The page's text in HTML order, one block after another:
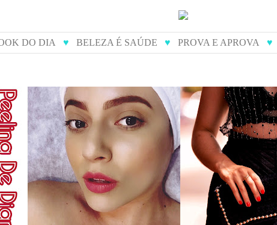
DO DIA ♥ BELEZA É SAÚDE ♥ PROVA E APROVA ♥
de diamante - como é
feito
prova e
bolsas